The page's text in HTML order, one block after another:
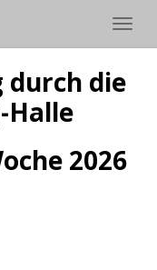
durch die
Halle
2026